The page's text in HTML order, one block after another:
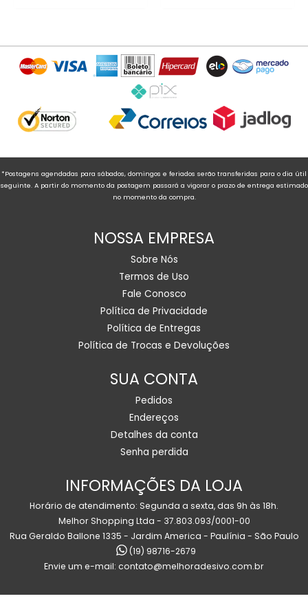
*Postagens agendadas para sábados, domingos e feriados serão transferidas para o dia útil
seguinte. A partir do momento da postagem passará a vigorar o prazo de entrega estimado
no momento da compra.
NOSSA EMPRESA
Sobre Nós
Termos de Uso
Fale Conosco
Política de Privacidade
Política de Entregas
Política de Trocas e Devoluções
SUA CONTA
Pedidos
Endereços
Detalhes da conta
Senha perdida
INFORMAÇÕES DA LOJA
Horário de atendimento: Segunda a sexta, das 9h às 18h.
Melhor Shopping Ltda - 37.803.093/0001-00
Rua Geraldo Ballone 1335 - Jardim America - Paulínia - São Paulo
(19) 98716-2679
Envie um e-mail: contato@melhoradesivo.com.br